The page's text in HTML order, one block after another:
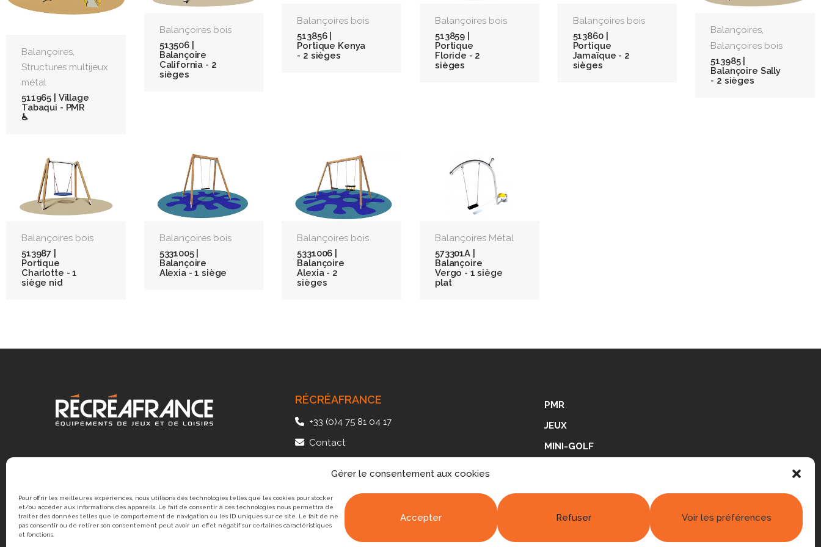
Gérer le consentement aux cookies
Pour offrir les meilleures expériences, nous utilisons des technologies telles que les cookies pour stocker
et/ou accéder aux informations des appareils. Le fait de consentir à ces technologies nous permettra de
traiter des données telles que le comportement de navigation ou les ID uniques sur ce site. Le fait de ne
pas consentir ou de retirer son consentement peut avoir un effet négatif sur certaines caractéristiques
et fonctions.
Accepter Refuser Voir les préférences
Balançoires,
Structures multijeux
métal
511965 | Village
Tabaqui - PMR
♿
Balançoires bois
513506 |
Balançoire
California - 2
sièges
Balançoires bois
513856 |
Portique Kenya
- 2 sièges
Balançoires bois
513859 |
Portique
Floride - 2
sièges
Balançoires bois
513860 |
Portique
Jamaïque - 2
sièges
Balançoires,
Balançoires bois
513985 |
Balançoire Sally
- 2 sièges
Balançoires bois
513987 |
Portique
Charlotte - 1
siège nid
Balançoires bois
5331005 |
Balançoire
Alexia - 1 siège
Balançoires bois
5331006 |
Balançoire
Alexia - 2
sièges
Balançoires Métal
573301A |
Balançoire
Vergo - 1 siège
plat
RÉCRÉAFRANCE
+33 (0)4 75 81 04 17
Contact
26000 Valence – FRANCE
PMR
JEUX
MINI-GOLF